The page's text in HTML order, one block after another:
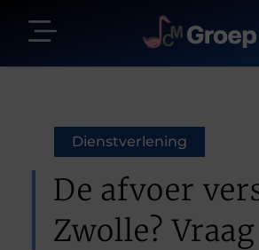
Dienstverlening
De afvoer
Zwolle?